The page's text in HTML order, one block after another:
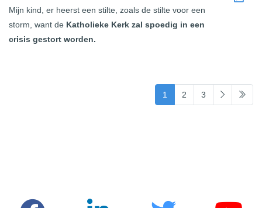
Mijn kind, er heerst een stilte, zoals de stilte voor een
storm, want de Katholieke Kerk zal spoedig in een
crisis gestort worden.
1 (current)
2 3